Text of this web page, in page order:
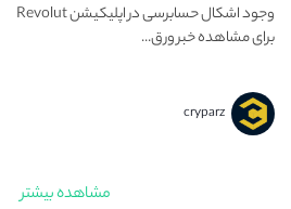
وجود اشکال حسابرسی در اپلیکیشن Revolut
برای مشاهده خبر ورق...
cryparz
مشاهده بیشتر